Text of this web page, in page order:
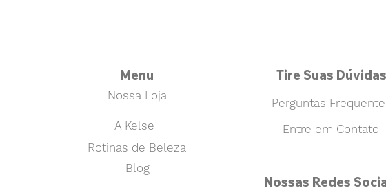
Menu
Nossa Loja
A Kelse Entre em Contato
Tire Suas Dúvidas
Perguntas
Rotinas de Beleza
Blog
Nossas Redes